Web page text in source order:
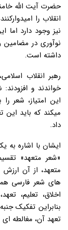
حضرت آیت الله
انقلاب را
نیز وجود دارد
نوآوری در
داشته است.
رهبر انقلاب
خواندند و
این امتیاز، شعر
میکند که باید
داد.
ایشان با اشاره به
«شعر متعهد»
متعهد، از آن ارزش
های شعر فارسی
اخلاق، تعلیم،
بنابراین تفکیک
تعهد آن، مغالطه